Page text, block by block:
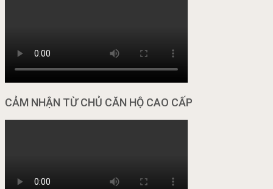
CẢM NHẬN TỪ CHỦ CĂN HỘ CAO CẤP